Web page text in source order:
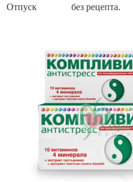
Отпуск
без рецепта.